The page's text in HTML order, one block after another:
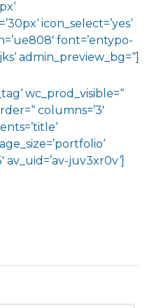
icon_select=’yes‘
font=’entypo-
admin_preview_bg=“]
wc_prod_visible=“
columns=’3′
av_uid=’av-juv3xr0v‘]